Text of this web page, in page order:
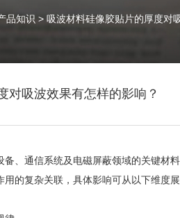
品知识 > 吸波材料硅像胶贴片的厚度对
对吸波效果有怎样的影响？
、通信系统及电磁屏蔽领域的关键材
的复杂关联，具体影响可从以下维度展